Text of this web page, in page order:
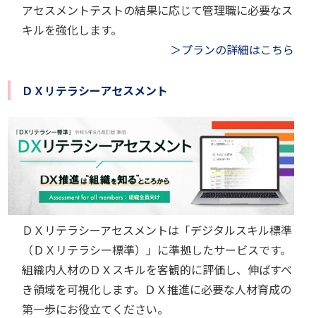
アセスメントテストの結果に応じて管理職に必要なス
キルを強化します。
＞プランの詳細はこちら
ＤＸリテラシーアセスメント
ＤＸリテラシーアセスメントは「デジタルスキル標準
（ＤＸリテラシー標準）」に準拠したサービスです。
組織内人材のＤＸスキルを客観的に評価し、伸ばすべ
き領域を可視化します。ＤＸ推進に必要な人材育成の
第一歩にお役立てください。